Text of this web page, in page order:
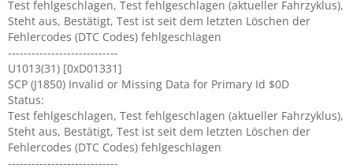
Test fehlgeschlagen, Test fehlgeschlagen (aktueller Fahrzyklus),
Steht aus, Bestätigt, Test ist seit dem letzten Löschen der
Fehlercodes (DTC Codes) fehlgeschlagen
----------------------------
U1013(31) [0xD01331]
SCP (J1850) Invalid or Missing Data for Primary Id $0D
Status:
Test fehlgeschlagen, Test fehlgeschlagen (aktueller Fahrzyklus),
Steht aus, Bestätigt, Test ist seit dem letzten Löschen der
Fehlercodes (DTC Codes) fehlgeschlagen
----------------------------